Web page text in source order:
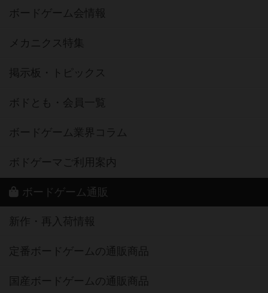
ボードゲーム会情報
メカニクス特集
掲示板・トピックス
ボドとも・会員一覧
ボードゲーム業界コラム
ボドゲーマご利用案内
ボードゲーム通販
新作・再入荷情報
定番ボードゲームの通販商品
国産ボードゲームの通販商品